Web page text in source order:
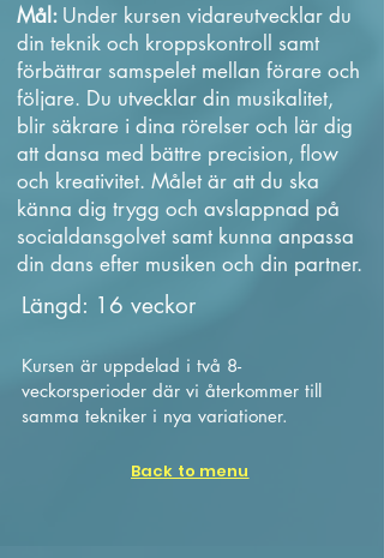
Mål: Under kursen vidareutvecklar du
din teknik och kroppskontroll samt
förbättrar samspelet mellan förare och
följare. Du utvecklar din musikalitet,
blir säkrare i dina rörelser och lär dig
att dansa med bättre precision, flow
och kreativitet. Målet är att du ska
känna dig trygg och avslappnad på
socialdansgolvet samt kunna anpassa
din dans efter musiken och din partner.
Längd: 16 veckor
Kursen är uppdelad i två 8-
veckorsperioder där vi återkommer till
samma tekniker i nya variationer.
Back to menu